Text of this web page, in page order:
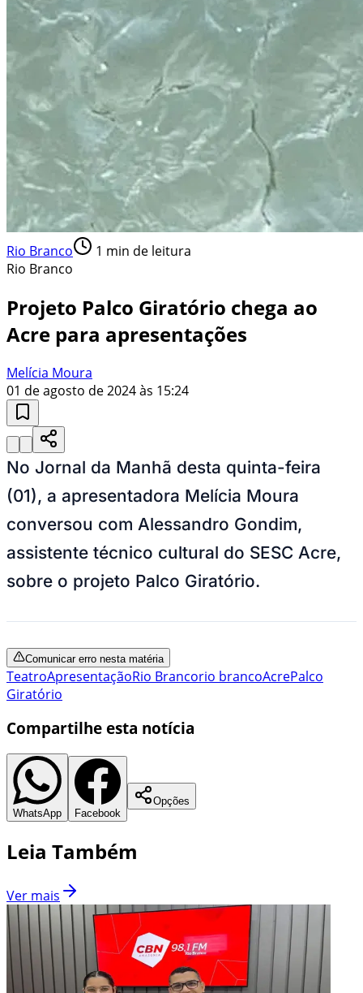
Rio Branco 1 min de leitura
Rio Branco
Projeto Palco Giratório chega ao
Acre para apresentações
Melícia Moura
01 de agosto de 2024 às 15:24
No Jornal da Manhã desta quinta-feira
(01), a apresentadora Melícia Moura
conversou com Alessandro Gondim,
assistente técnico cultural do SESC Acre,
sobre o projeto Palco Giratório.
Comunicar erro nesta matéria
TeatroApresentaçãoRio Brancorio brancoAcrePalco
Giratório
Compartilhe esta notícia
WhatsApp Facebook
Opções
Leia Também
Ver mais